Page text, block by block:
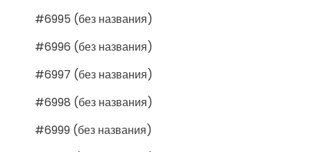
#6995 (без названия)
#6996 (без названия)
#6997 (без названия)
#6998 (без названия)
#6999 (без названия)